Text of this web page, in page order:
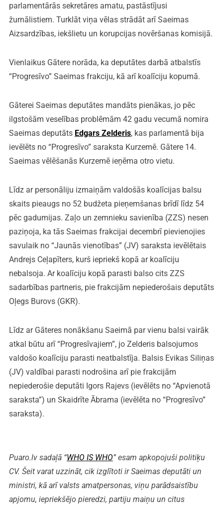
parlamentārās sekretāres amatu, pastāstījusi
žurnālistiem. Turklāt viņa vēlas strādāt arī Saeimas
Aizsardzības, iekšlietu un korupcijas novēršanas komisijā.
Vienlaikus Gātere norāda, ka deputātes darbā atbalstīs
“Progresīvo” Saeimas frakciju, kā arī koalīciju kopumā.
Gāterei Saeimas deputātes mandāts pienākas, jo pēc
ilgstošām veselības problēmām 42 gadu vecumā nomira
Saeimas deputāts Edgars Zelderis, kas parlamentā bija
ievēlēts no “Progresīvo” saraksta Kurzemē. Gātere 14.
Saeimas vēlēšanās Kurzemē ieņēma otro vietu.
Līdz ar personāliju izmaiņām valdošās koalīcijas balsu
skaits pieaugs no 52 budžeta pieņemšanas brīdī līdz 54
pēc gadumijas. Zaļo un zemnieku savienība (ZZS) nesen
paziņoja, ka tās Saeimas frakcijai decembrī pievienojies
savulaik no “Jaunās vienotības” (JV) saraksta ievēlētais
Andrejs Ceļapīters, kurš iepriekš kopā ar koalīciju
nebalsoja. Ar koalīciju kopā parasti balso cits ZZS
sadarbības partneris, pie frakcijām nepiederošais deputāts
Oļegs Burovs (GKR).
Līdz ar Gāteres nonākšanu Saeimā par vienu balsi vairāk
atkal būtu arī “Progresīvajiem”, jo Zelderis balsojumos
valdošo koalīciju parasti neatbalstīja. Balsis Evikas Siliņas
(JV) valdībai parasti nodrošina arī pie frakcijām
nepiederošie deputāti Igors Rajevs (ievēlēts no “Apvienotā
saraksta”) un Skaidrīte Ābrama (ievēlēta no “Progresīvo”
saraksta).
Puaro.lv sadaļā “WHO IS WHO” esam apkopojuši politiķu
CV. Šeit varat uzzināt, cik izglītoti ir Saeimas deputāti un
ministri, kā arī valsts amatpersonas, viņu parādsaistību
apjomu, iepriekšējo pieredzi, partiju maiņu un citus